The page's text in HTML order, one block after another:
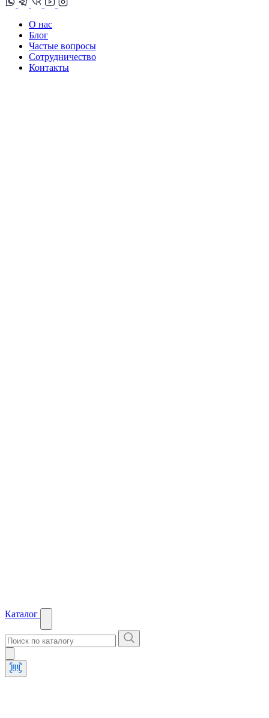
О нас
Блог
Частые вопросы
Сотрудничество
Контакты
Каталог